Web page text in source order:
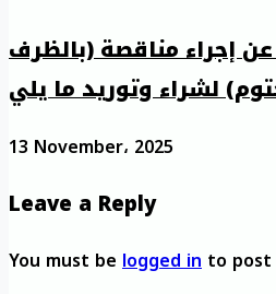
إجراء مناقصة (بالظرف
13 November، 2025
Leave a Reply
You must belogged into post